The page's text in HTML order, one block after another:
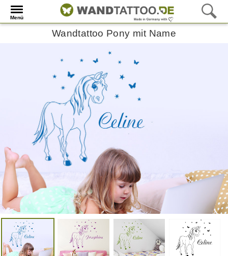
Menü
Wandtattoo Pony mit Name